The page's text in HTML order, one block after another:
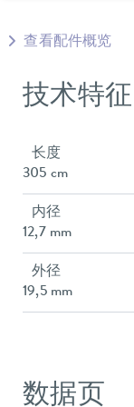
查看配件概览
技术特征
长度
305 cm
内径
12,7 mm
外径
19,5 mm
数据页